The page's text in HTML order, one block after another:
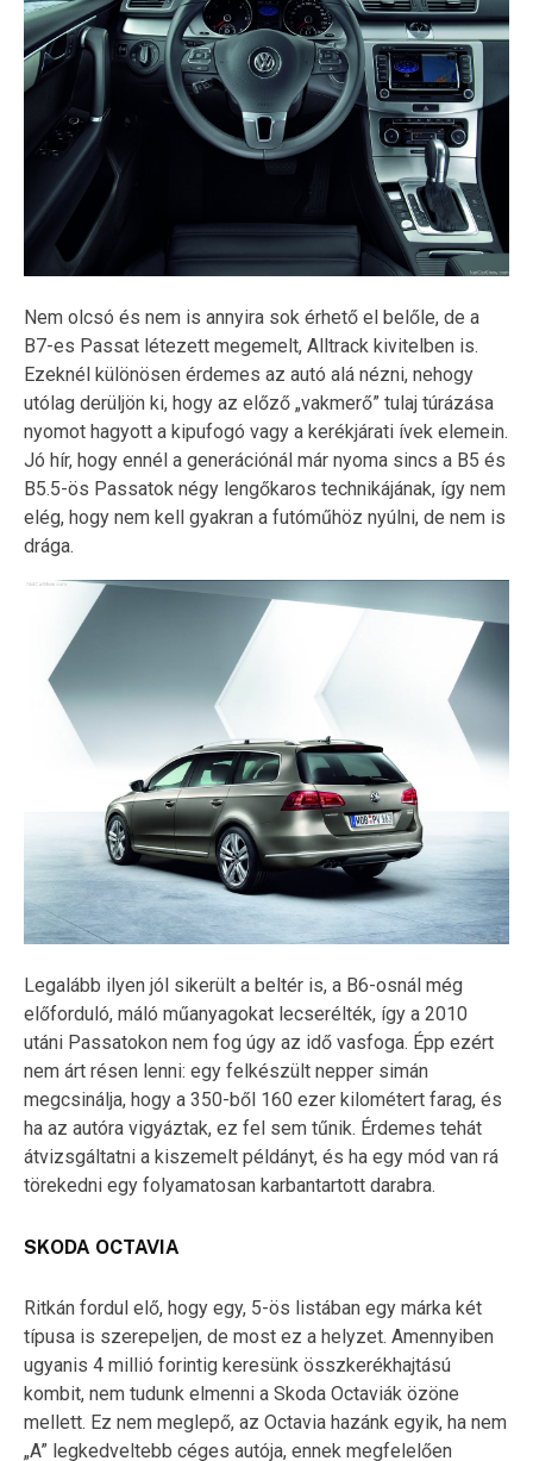
Nem olcsó és nem is annyira sok érhető el belőle, de a
B7-es Passat létezett megemelt, Alltrack kivitelben is.
Ezeknél különösen érdemes az autó alá nézni, nehogy
utólag derüljön ki, hogy az előző „vakmerő” tulaj túrázása
nyomot hagyott a kipufogó vagy a kerékjárati ívek elemein.
Jó hír, hogy ennél a generációnál már nyoma sincs a B5 és
B5.5-ös Passatok négy lengőkaros technikájának, így nem
elég, hogy nem kell gyakran a futóműhöz nyúlni, de nem is
drága.
Legalább ilyen jól sikerült a beltér is, a B6-osnál még
előforduló, máló műanyagokat lecserélték, így a 2010
utáni Passatokon nem fog úgy az idő vasfoga. Épp ezért
nem árt résen lenni: egy felkészült nepper simán
megcsinálja, hogy a 350-ből 160 ezer kilométert farag, és
ha az autóra vigyáztak, ez fel sem tűnik. Érdemes tehát
átvizsgáltatni a kiszemelt példányt, és ha egy mód van rá
törekedni egy folyamatosan karbantartott darabra.
SKODA OCTAVIA
Ritkán fordul elő, hogy egy, 5-ös listában egy márka két
típusa is szerepeljen, de most ez a helyzet. Amennyiben
ugyanis 4 millió forintig keresünk összkerékhajtású
kombit, nem tudunk elmenni a Skoda Octaviák özöne
mellett. Ez nem meglepő, az Octavia hazánk egyik, ha nem
„A” legkedveltebb céges autója, ennek megfelelően